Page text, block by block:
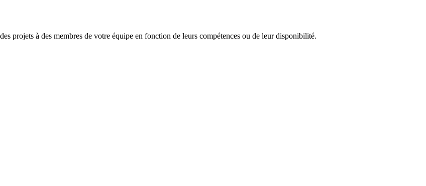
projets à des membres de votre équipe en fonction de leurs compétences ou de leur disponibilité.